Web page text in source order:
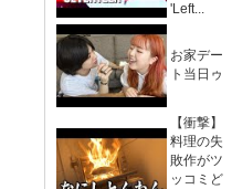
'Left...
お家デー
ト当日ゥ
【衝撃】
料理の失
敗作がツ
ッコミど